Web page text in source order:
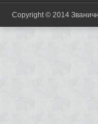
Copyright © 2014